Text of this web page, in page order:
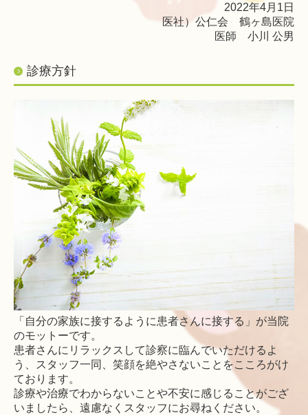
2022年4月1日
医社）公仁会 鶴ヶ島医院
医師 小川 公男
診療方針
「自分の家族に接するように患者さんに接する」が当院
のモットーです。
患者さんにリラックスして診察に臨んでいただけるよ
う、スタッフ一同、笑顔を絶やさないことをこころがけ
ております。
診療や治療でわからないことや不安に感じることがござ
いましたら、遠慮なくスタッフにお尋ねください。